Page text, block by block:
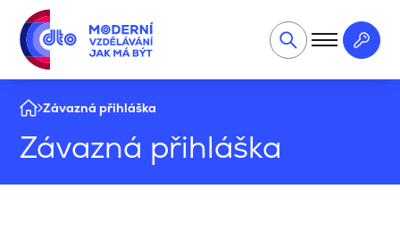
Závazná přihláška
Závazná přihláška